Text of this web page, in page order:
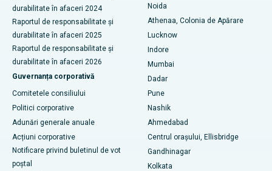
Cel mai bun spital din Seshadripuram, Bangalore
Cel mai bun spital din Subhash Nagar Road, Karimnagar
Cel mai bun spital din Managari, Karaikudi
Cel mai bun spital din Arepally, Warangal
Cel mai bun spital din colonia Arera, Bhopal
Cel mai bun spital din Jayanagar, Bangalore
durabilitate în afaceri 2024
Raportul de responsabilitate și
durabilitate în afaceri 2025
Raportul de responsabilitate și
durabilitate în afaceri 2026
Guvernanța corporativă
Comitetele consiliului
Politici corporative
Adunări generale anuale
Acțiuni corporative
Notificare privind buletinul de vot
poștal
Noida
Athenaa, Colonia de Apărare
Lucknow
Indore
Mumbai
Dadar
Pune
Nashik
Ahmedabad
Centrul orașului, Ellisbridge
Gandhinagar
Kolkata